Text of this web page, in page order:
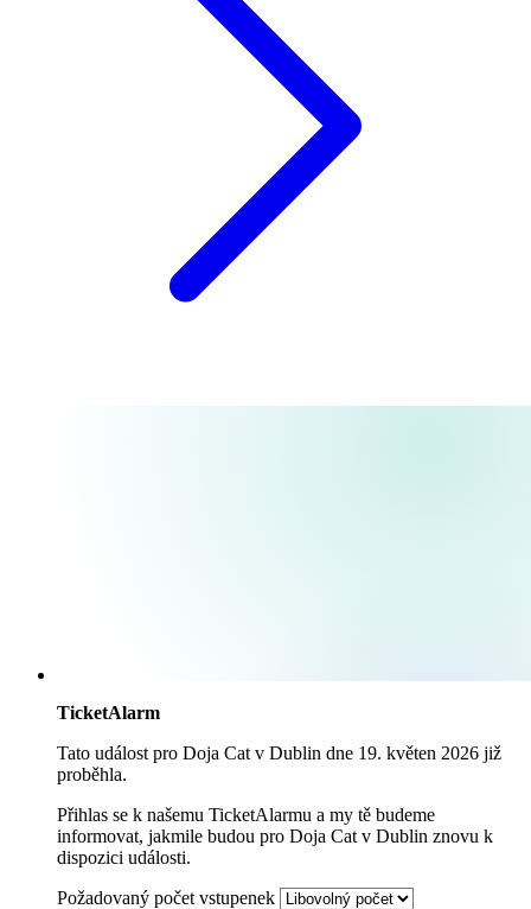
TicketAlarm
Tato událost pro Doja Cat v Dublin dne 19. květen 2026 již
proběhla.
Přihlas se k našemu TicketAlarmu a my tě budeme
informovat, jakmile budou pro Doja Cat v Dublin znovu k
dispozici události.
Požadovaný počet vstupenek